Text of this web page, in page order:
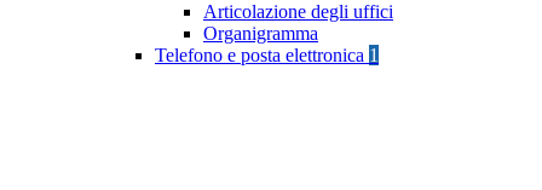
Articolazione degli uffici
Organigramma
Telefono e posta elettronica 1